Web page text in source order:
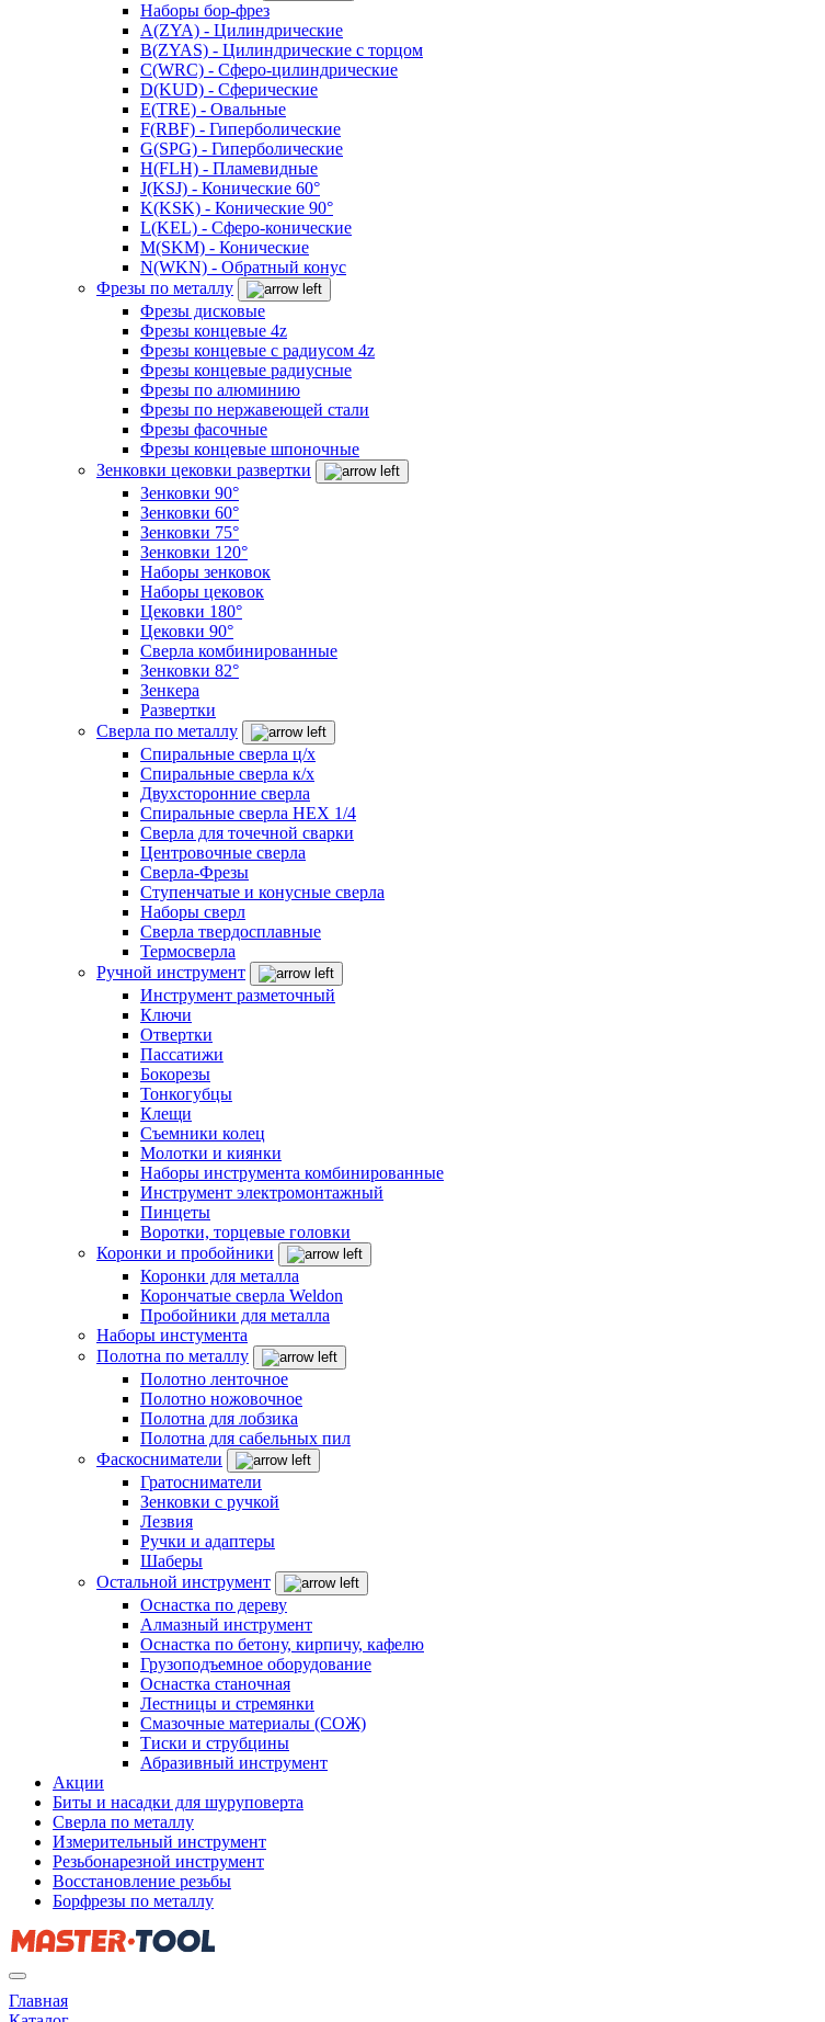
Наборы бор-фрез
A(ZYA) - Цилиндрические
B(ZYAS) - Цилиндрические с торцом
C(WRC) - Сферо-цилиндрические
D(KUD) - Сферические
E(TRE) - Овальные
F(RBF) - Гиперболические
G(SPG) - Гиперболические
H(FLH) - Пламевидные
J(KSJ) - Конические 60°
K(KSK) - Конические 90°
L(KEL) - Сферо-конические
M(SKM) - Конические
N(WKN) - Обратный конус
Фрезы по металлу
Фрезы дисковые
Фрезы концевые 4z
Фрезы концевые с радиусом 4z
Фрезы концевые радиусные
Фрезы по алюминию
Фрезы по нержавеющей стали
Фрезы фасочные
Фрезы концевые шпоночные
Зенковки цековки развертки
Зенковки 90°
Зенковки 60°
Зенковки 75°
Зенковки 120°
Наборы зенковок
Наборы цековок
Цековки 180°
Цековки 90°
Сверла комбинированные
Зенковки 82°
Зенкера
Развертки
Сверла по металлу
Спиральные сверла ц/х
Спиральные сверла к/х
Двухсторонние сверла
Спиральные сверла HEX 1/4
Сверла для точечной сварки
Центровочные сверла
Сверла-Фрезы
Ступенчатые и конусные сверла
Наборы сверл
Сверла твердосплавные
Термосверла
Ручной инструмент
Инструмент разметочный
Ключи
Отвертки
Пассатижи
Бокорезы
Тонкогубцы
Клещи
Съемники колец
Молотки и киянки
Наборы инструмента комбинированные
Инструмент электромонтажный
Пинцеты
Воротки, торцевые головки
Коронки и пробойники
Коронки для металла
Корончатые сверла Weldon
Пробойники для металла
Наборы инстумента
Полотна по металлу
Полотно ленточное
Полотно ножовочное
Полотна для лобзика
Полотна для сабельных пил
Фаскосниматели
Гратосниматели
Зенковки с ручкой
Лезвия
Ручки и адаптеры
Шаберы
Остальной инструмент
Оснастка по дереву
Алмазный инструмент
Оснастка по бетону, кирпичу, кафелю
Грузоподъемное оборудование
Оснастка станочная
Лестницы и стремянки
Смазочные материалы (СОЖ)
Тиски и струбцины
Абразивный инструмент
Акции
Биты и насадки для шуруповерта
Сверла по металлу
Измерительный инструмент
Резьбонарезной инструмент
Восстановление резьбы
Борфрезы по металлу
Главная